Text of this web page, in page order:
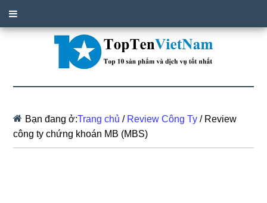
Bạn đang ở:Trang chủ / Review Công Ty /Review
công ty chứng khoán MB (MBS)